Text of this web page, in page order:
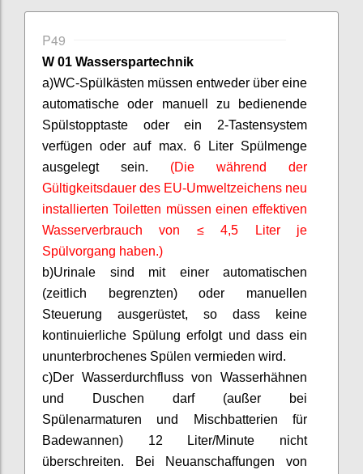
P49
W 01 Wasserspartechnik
a)WC-Spülkästen müssen entweder über eine
automatische oder manuell zu bedienende
Spülstopptaste oder ein 2-Tastensystem
verfügen oder auf max. 6 Liter Spülmenge
ausgelegt sein. (Die während der
Gültigkeitsdauer des EU-Umweltzeichens neu
installierten Toiletten müssen einen effektiven
Wasserverbrauch von ≤ 4,5 Liter je
Spülvorgang haben.)
b)Urinale sind mit einer automatischen
(zeitlich begrenzten) oder manuellen
Steuerung ausgerüstet, so dass keine
kontinuierliche Spülung erfolgt und dass ein
ununterbrochenes Spülen vermieden wird.
c)Der Wasserdurchfluss von Wasserhähnen
und Duschen darf (außer bei
Spülenarmaturen und Mischbatterien für
Badewannen) 12 Liter/Minute nicht
überschreiten. Bei Neuanschaffungen von